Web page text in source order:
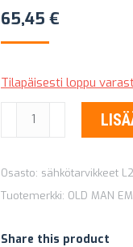
65,45 €
Tilapäisesti loppu
LISÄLEHTI
OLD
EMU
D32XL
JOUSIIN
Osasto: sähkötarvikkeet
Tuotemerkki: OLD MAN
Share this product